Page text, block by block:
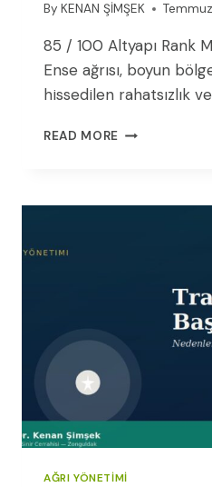
By KENAN ŞİMŞEK
85 / 100 Altyapı Rank
Ense ağrısı, boyun
hissedilen rahatsızlık
READ MORE ENSE
ÇÖZÜMLERI
AĞRI YÖNETIMI